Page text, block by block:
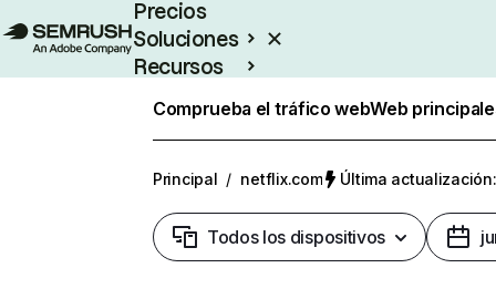
Precios
Soluciones
Recursos
Comprueba el tráfico webWeb
Principal / netflix.com Última
Todos los dispositivos